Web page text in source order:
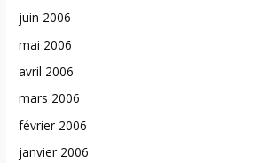
juin 2006
mai 2006
avril 2006
mars 2006
février 2006
janvier 2006